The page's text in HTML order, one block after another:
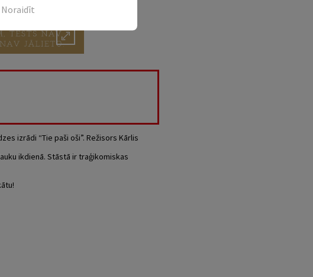
izrādi “Tie paši oši”. Režisors Kārlis
ikdienā. Stāstā ir traģikomiskas
Noraidīt